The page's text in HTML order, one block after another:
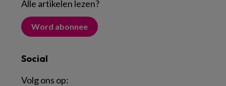
Alle artikelen lezen?
Word abonnee
Social
Volg ons op: